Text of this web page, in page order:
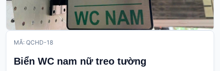
MÃ: QCHD-18
Biển WC nam nữ treo tường